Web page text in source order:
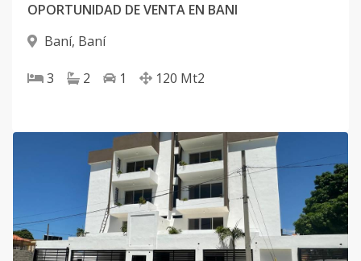
OPORTUNIDAD DE VENTA EN BANI
Baní, Baní
3 2 1 120 Mt2